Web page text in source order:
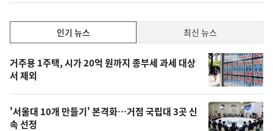
하
락
기,
최
신,
오
늘
인기 뉴스 최신 뉴스
기
뉴
스
거주용 1주택, 시가 20억 원까지 종부세 과세 대상
서 제외
'서울대 10개 만들기' 본격화…거점 국립대 3곳 신
속 선정